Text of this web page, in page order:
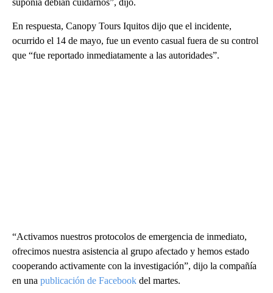
suponía debían cuidarnos”, dijo.
En respuesta, Canopy Tours Iquitos dijo que el incidente,
ocurrido el 14 de mayo, fue un evento casual fuera de su control
que “fue reportado inmediatamente a las autoridades”.
“Activamos nuestros protocolos de emergencia de inmediato,
ofrecimos nuestra asistencia al grupo afectado y hemos estado
cooperando activamente con la investigación”, dijo la compañía
en una publicación de Facebook del martes.